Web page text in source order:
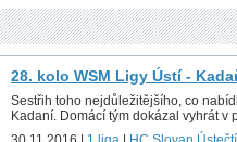
28. kolo WSM Ligy Ústí -
Sestřih toho nejdůležitějšího, co
Kadaní. Domácí tým dokázal vyhrát v